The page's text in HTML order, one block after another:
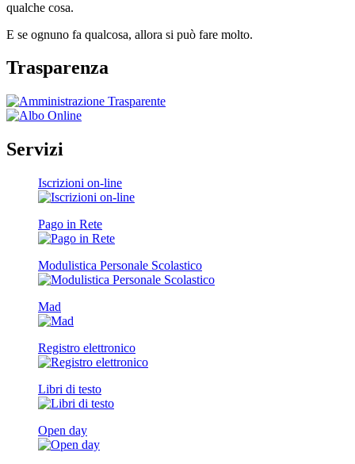
qualche cosa.
E se ognuno fa qualcosa, allora si può fare molto.
Trasparenza
Servizi
Iscrizioni on-line
Pago in Rete
Modulistica Personale Scolastico
Mad
Registro elettronico
Libri di testo
Open day